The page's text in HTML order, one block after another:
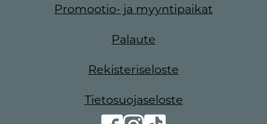
Promootio- ja myyntipaikat
Palaute
Rekisteriseloste
Tietosuojaseloste